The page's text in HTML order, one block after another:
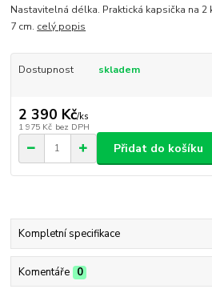
Nastavitelná délka. Praktická kapsička na
7 cm. celý popis
Dostupnost skladem
2 390 Kč/ks
1 975 Kč bez DPH
Přidat do košíku
Kompletní specifikace
Komentáře 0